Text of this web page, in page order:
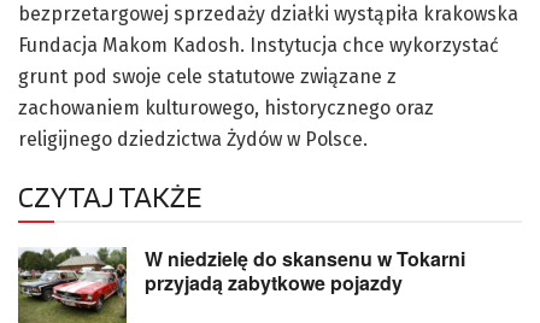
bezprzetargowej sprzedaży działki wystąpiła krakowska
Fundacja Makom Kadosh. Instytucja chce wykorzystać
grunt pod swoje cele statutowe związane z
zachowaniem kulturowego, historycznego oraz
religijnego dziedzictwa Żydów w Polsce.
CZYTAJ TAKŻE
W niedzielę do skansenu w Tokarni
przyjadą zabytkowe pojazdy